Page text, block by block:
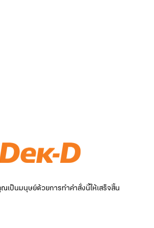
เป็นมนุษย์ด้วยการทำคำสั่งนี้ให้เสร็จสิ้น